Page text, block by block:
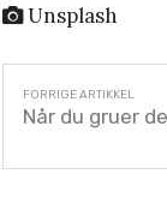
Unsplash
Når du gruer